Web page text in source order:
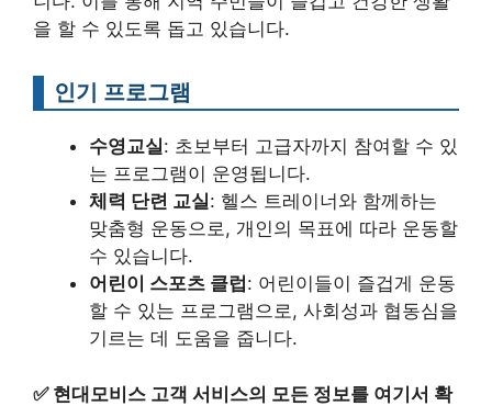
을 할 수 있도록 돕고 있습니다.
인기 프로그램
수영교실: 초보부터 고급자까지 참여할 수 있
는 프로그램이 운영됩니다.
체력 단련 교실: 헬스 트레이너와 함께하는
맞춤형 운동으로, 개인의 목표에 따라 운동할
수 있습니다.
어린이 스포츠 클럽 : 어린이들이 즐겁게 운동
할 수 있는 프로그램으로, 사회성과 협동심을
기르는 데 도움을 줍니다.
✅ 현대모비스 고객 서비스의 모든 정보를 여기서 확